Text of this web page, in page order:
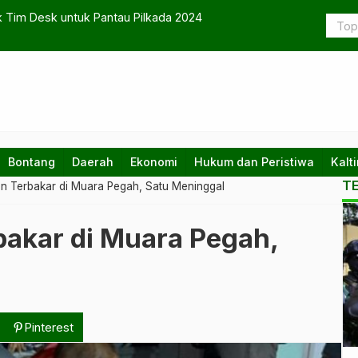
Tim Desk untuk Pantau Pilkada 2024 Grup Gay
Bontang Daerah Ekonomi Hukum dan Peristiwa
Terbakar di Muara Pegah, Satu Meninggal
di Muara Pegah,
Pinterest